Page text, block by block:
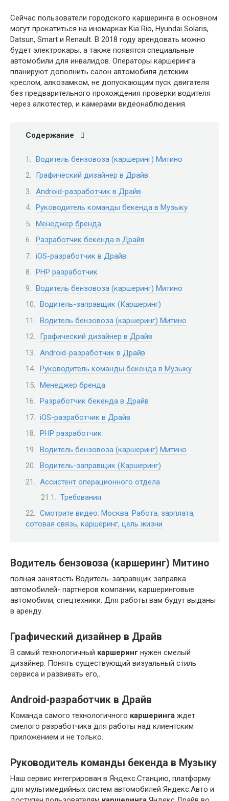
Сейчас пользователи городского каршеринга в основном
могут прокатиться на иномарках Kia Rio, Hyundai Solaris,
Datsun, Smart и Renault. В 2018 году арендовать можно
будет электрокары, а также появятся специальные
автомобили для инвалидов. Операторы каршеринга
планируют дополнить салон автомобиля детским
креслом, алкозамком, не допускающим пуск двигателя
без предварительного прохождения проверки водителя
через алкотестер, и камерами видеонаблюдения.
Содержание
Водитель бензовоза (каршеринг) Митино
Графический дизайнер в Драйв
Android-разработчик в Драйв
Руководитель команды бекенда в Музыку
Менеджер бренда
Разработчик бекенда в Драйв
iOS-разработчик в Драйв
PHP разработчик
Водитель бензовоза (каршеринг) Митино
Водитель-заправщик (Каршеринг)
Водитель бензовоза (каршеринг) Митино
Графический дизайнер в Драйв
Android-разработчик в Драйв
Руководитель команды бекенда в Музыку
Менеджер бренда
Разработчик бекенда в Драйв
iOS-разработчик в Драйв
PHP разработчик
Водитель бензовоза (каршеринг) Митино
Водитель-заправщик (Каршеринг)
Ассистент операционного отдела
Требования:
Смотрите видео: Москва. Работа, зарплата,
сотовая связь, каршеринг, цель жизни
Водитель бензовоза (каршеринг) Митино
полная занятость Водитель-заправщик заправка
автомобилей- партнеров компании, каршеринговые
автомобили, спецтехники. Для работы вам будут выданы
в аренду.
Графический дизайнер в Драйв
В самый технологичный каршеринг нужен смелый
дизайнер. Понять существующий визуальный стиль
сервиса и развивать его,.
Android-разработчик в Драйв
Команда самого технологичного каршеринга ждет
смелого разработчика для работы над клиентским
приложением и не только.
Руководитель команды бекенда в Музыку
Наш сервис интегрирован в Яндекс.Станцию, платформу
для мультимедийных систем автомобилей Яндекс.Авто и